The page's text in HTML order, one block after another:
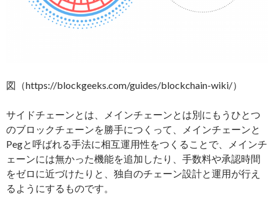
図（https://blockgeeks.com/guides/blockchain-wiki/）
サイドチェーンとは、メインチェーンとは別にもうひとつ
のブロックチェーンを勝手につくって、メインチェーンと
Pegと呼ばれる手法に相互運用性をつくることで、メインチ
ェーンには無かった機能を追加したり、手数料や承認時間
をゼロに近づけたりと、独自のチェーン設計と運用が行え
るようにするものです。